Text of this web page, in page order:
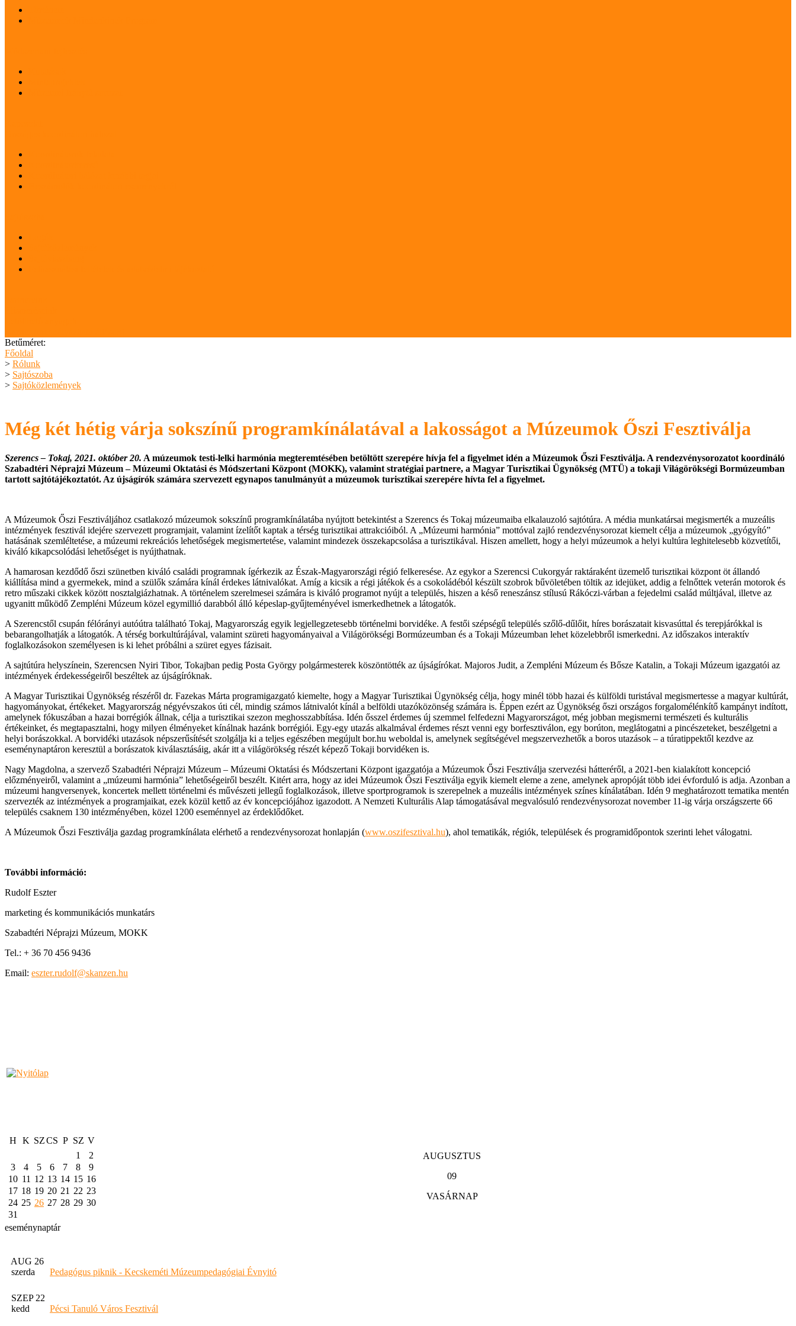
Betűméret:
Főoldal
> Rólunk
> Sajtószoba
> Sajtóközlemények
Még két hétig várja sokszínű programkínálatával a lakosságot a Múzeumok Őszi Fesztiválja
Szerencs – Tokaj, 2021. október 20. A múzeumok testi-lelki harmónia megteremtésében betöltött szerepére hívja fel a figyelmet idén a Múzeumok Őszi Fesztiválja. A rendezvénysorozatot koordináló
Szabadtéri Néprajzi Múzeum – Múzeumi Oktatási és Módszertani Központ (MOKK), valamint stratégiai partnere, a Magyar Turisztikai Ügynökség (MTÜ) a tokaji Világörökségi Bormúzeumban
tartott sajtótájékoztatót. Az újságírók számára szervezett egynapos tanulmányút a múzeumok turisztikai szerepére hívta fel a figyelmet.
A Múzeumok Őszi Fesztiváljához csatlakozó múzeumok sokszínű programkínálatába nyújtott betekintést a Szerencs és Tokaj múzeumaiba elkalauzoló sajtótúra. A média munkatársai megismerték a muzeális
intézmények fesztivál idejére szervezett programjait, valamint ízelítőt kaptak a térség turisztikai attrakcióiból. A „Múzeumi harmónia” mottóval zajló rendezvénysorozat kiemelt célja a múzeumok „gyógyító”
hatásának szemléltetése, a múzeumi rekreációs lehetőségek megismertetése, valamint mindezek összekapcsolása a turisztikával. Hiszen amellett, hogy a helyi múzeumok a helyi kultúra leghitelesebb közvetítői,
kiváló kikapcsolódási lehetőséget is nyújthatnak.
A hamarosan kezdődő őszi szünetben kiváló családi programnak ígérkezik az Észak-Magyarországi régió felkeresése. Az egykor a Szerencsi Cukorgyár raktáraként üzemelő turisztikai központ öt állandó
kiállítása mind a gyermekek, mind a szülők számára kínál érdekes látnivalókat. Amíg a kicsik a régi játékok és a csokoládéból készült szobrok bűvöletében töltik az idejüket, addig a felnőttek veterán motorok és
retro műszaki cikkek között nosztalgiázhatnak. A történelem szerelmesei számára is kiváló programot nyújt a település, hiszen a késő reneszánsz stílusú Rákóczi-várban a fejedelmi család múltjával, illetve az
ugyanitt működő Zempléni Múzeum közel egymillió darabból álló képeslap-gyűjteményével ismerkedhetnek a látogatók.
A Szerencstől csupán félórányi autóútra található Tokaj, Magyarország egyik legjellegzetesebb történelmi borvidéke. A festői szépségű település szőlő-dűlőit, híres borászatait kisvasúttal és terepjárókkal is
bebarangolhatják a látogatók. A térség borkultúrájával, valamint szüreti hagyományaival a Világörökségi Bormúzeumban és a Tokaji Múzeumban lehet közelebbről ismerkedni. Az időszakos interaktív
foglalkozásokon személyesen is ki lehet próbálni a szüret egyes fázisait.
A sajtútúra helyszínein, Szerencsen Nyiri Tibor, Tokajban pedig Posta György polgármesterek köszöntötték az újságírókat. Majoros Judit, a Zempléni Múzeum és Bősze Katalin, a Tokaji Múzeum igazgatói az
intézmények érdekességeiről beszéltek az újságíróknak.
A Magyar Turisztikai Ügynökség részéről dr. Fazekas Márta programigazgató kiemelte, hogy a Magyar Turisztikai Ügynökség célja, hogy minél több hazai és külföldi turistával megismertesse a magyar kultúrát,
hagyományokat, értékeket. Magyarország négyévszakos úti cél, mindig számos látnivalót kínál a belföldi utazóközönség számára is. Éppen ezért az Ügynökség őszi országos forgalomélénkítő kampányt indított,
amelynek fókuszában a hazai borrégiók állnak, célja a turisztikai szezon meghosszabbítása. Idén ősszel érdemes új szemmel felfedezni Magyarországot, még jobban megismerni természeti és kulturális
értékeinket, és megtapasztalni, hogy milyen élményeket kínálnak hazánk borrégiói. Egy-egy utazás alkalmával érdemes részt venni egy borfesztiválon, egy borúton, meglátogatni a pincészeteket, beszélgetni a
helyi borászokkal. A borvidéki utazások népszerűsítését szolgálja ki a teljes egészében megújult bor.hu weboldal is, amelynek segítségével megszervezhetők a boros utazások – a túratippektől kezdve az
eseménynaptáron keresztül a borászatok kiválasztásáig, akár itt a világörökség részét képező Tokaji borvidéken is.
Nagy Magdolna, a szervező Szabadtéri Néprajzi Múzeum – Múzeumi Oktatási és Módszertani Központ igazgatója a Múzeumok Őszi Fesztiválja szervezési hátteréről, a 2021-ben kialakított koncepció
előzményeiről, valamint a „múzeumi harmónia” lehetőségeiről beszélt. Kitért arra, hogy az idei Múzeumok Őszi Fesztiválja egyik kiemelt eleme a zene, amelynek apropóját több idei évforduló is adja. Azonban a
múzeumi hangversenyek, koncertek mellett történelmi és művészeti jellegű foglalkozások, illetve sportprogramok is szerepelnek a muzeális intézmények színes kínálatában. Idén 9 meghatározott tematika mentén
szervezték az intézmények a programjaikat, ezek közül kettő az év koncepciójához igazodott. A Nemzeti Kulturális Alap támogatásával megvalósuló rendezvénysorozat november 11-ig várja országszerte 66
település csaknem 130 intézményében, közel 1200 eseménnyel az érdeklődőket.
A Múzeumok Őszi Fesztiválja gazdag programkínálata elérhető a rendezvénysorozat honlapján (www.oszifesztival.hu), ahol tematikák, régiók, települések és programidőpontok szerinti lehet válogatni.
További információ:
Rudolf Eszter
marketing és kommunikációs munkatárs
Szabadtéri Néprajzi Múzeum, MOKK
Tel.: + 36 70 456 9436
Email: eszter.rudolf@skanzen.hu
H K SZCS P SZ V
1
2
3
4 5 6 7 8
9
10 11 12 13 14 15 16
17 18 19 20 21 22 23
24 25 26 27 28 29 30
31
AUGUSZTUS
09
VASÁRNAP
eseménynaptár
AUG 26
szerda
Pedagógus piknik - Kecskeméti Múzeumpedagógiai Évnyitó
SZEP 22
kedd
Pécsi Tanuló Város Fesztivál